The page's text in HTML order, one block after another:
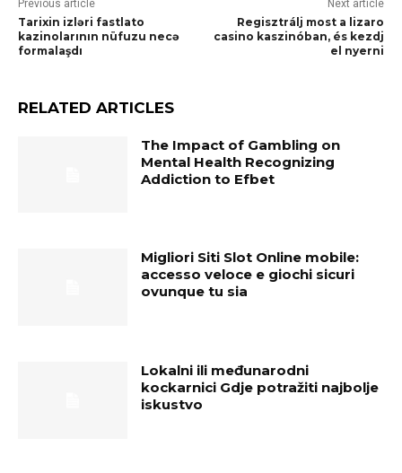
Previous article
Tarixin izləri fastlato
kazinolarının nüfuzu necə
formalaşdı
Next article
Regisztrálj most a lizaro
casino kaszinóban, és kezdj
el nyerni
RELATED ARTICLES
The Impact of Gambling on
Mental Health Recognizing
Addiction to Efbet
Migliori Siti Slot Online mobile:
accesso veloce e giochi sicuri
ovunque tu sia
Lokalni ili međunarodni
kockarnici Gdje potražiti najbolje
iskustvo